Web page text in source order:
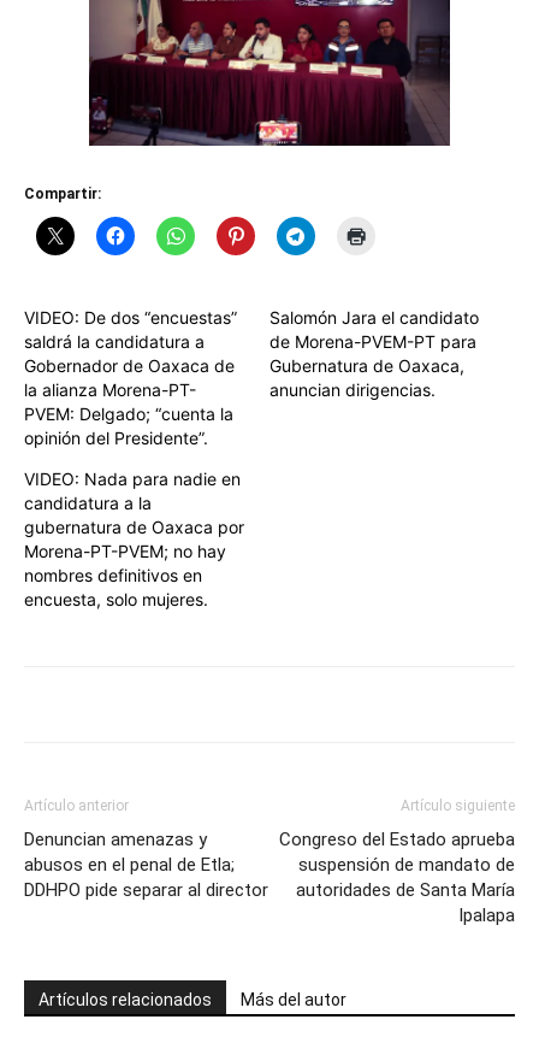
Compartir:
VIDEO: De dos “encuestas”
saldrá la candidatura a
Gobernador de Oaxaca de
la alianza Morena-PT-
PVEM: Delgado; “cuenta la
opinión del Presidente”.
Salomón Jara el candidato
de Morena-PVEM-PT para
Gubernatura de Oaxaca,
anuncian dirigencias.
VIDEO: Nada para nadie en
candidatura a la
gubernatura de Oaxaca por
Morena-PT-PVEM; no hay
nombres definitivos en
encuesta, solo mujeres.
Artículo anterior
Denuncian amenazas y
abusos en el penal de Etla;
DDHPO pide separar al director
Artículo siguiente
Congreso del Estado aprueba
suspensión de mandato de
autoridades de Santa María
Ipalapa
Artículos relacionados Más del autor